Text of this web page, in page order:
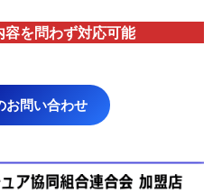
容を問わず対応可能
お問い合わせ